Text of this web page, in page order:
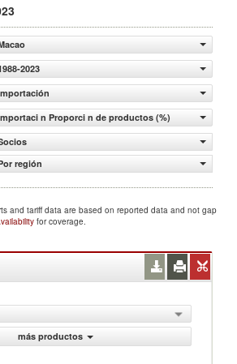
2023
n Proporci n de productos (%)
región
and tariff data are based on reported data and not gap
for coverage.
más productos